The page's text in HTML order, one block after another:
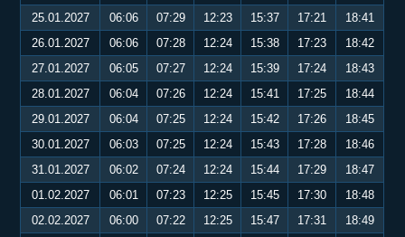
25.01.2027
06:06 07:29 12:23 15:37 17:21
18:41
26.01.2027
06:06 07:28 12:24 15:38 17:23
18:42
27.01.2027
06:05 07:27 12:24 15:39 17:24
18:43
28.01.2027
06:04 07:26 12:24 15:41 17:25
18:44
29.01.2027
06:04 07:25 12:24 15:42 17:26
18:45
30.01.2027
06:03 07:25 12:24 15:43 17:28
18:46
31.01.2027
06:02 07:24 12:24 15:44 17:29
18:47
01.02.2027
06:01 07:23 12:25 15:45 17:30
18:48
02.02.2027
06:00 07:22 12:25 15:47 17:31
18:49